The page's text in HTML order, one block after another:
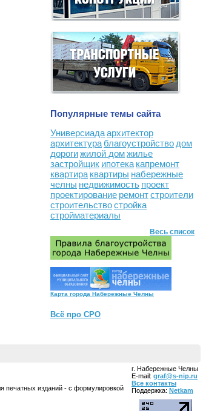
Популярные темы сайта
Универсиадаархитектор
архитектура благоустройство дом
дорогижилой домжилье
застройщик ипотека капремонт
квартира квартиры набережные
челны недвижимость проект
проектирование ремонтстроители
строительствостройка
стройматериалы
Весь список
Карта города Набережные Челны
Всё про СРО
печатных изданий - с формулировкой
г. Набережные Челны
E-mail: graf@s-nip.ru
Все контакты
Поддержка: Netkam